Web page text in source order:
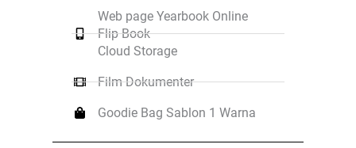
Web page Yearbook Online
Flip Book
Cloud Storage
Film Dokumenter
Goodie Bag Sablon 1 Warna